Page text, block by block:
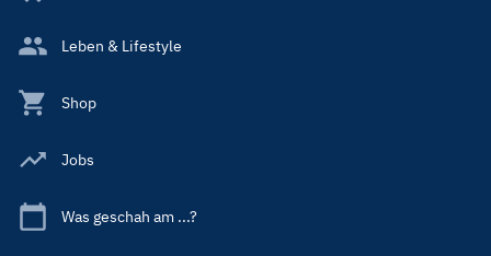
Leben & Lifestyle
Shop
Jobs
Was geschah am ...?